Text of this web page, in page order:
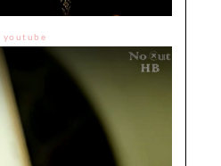
youtube